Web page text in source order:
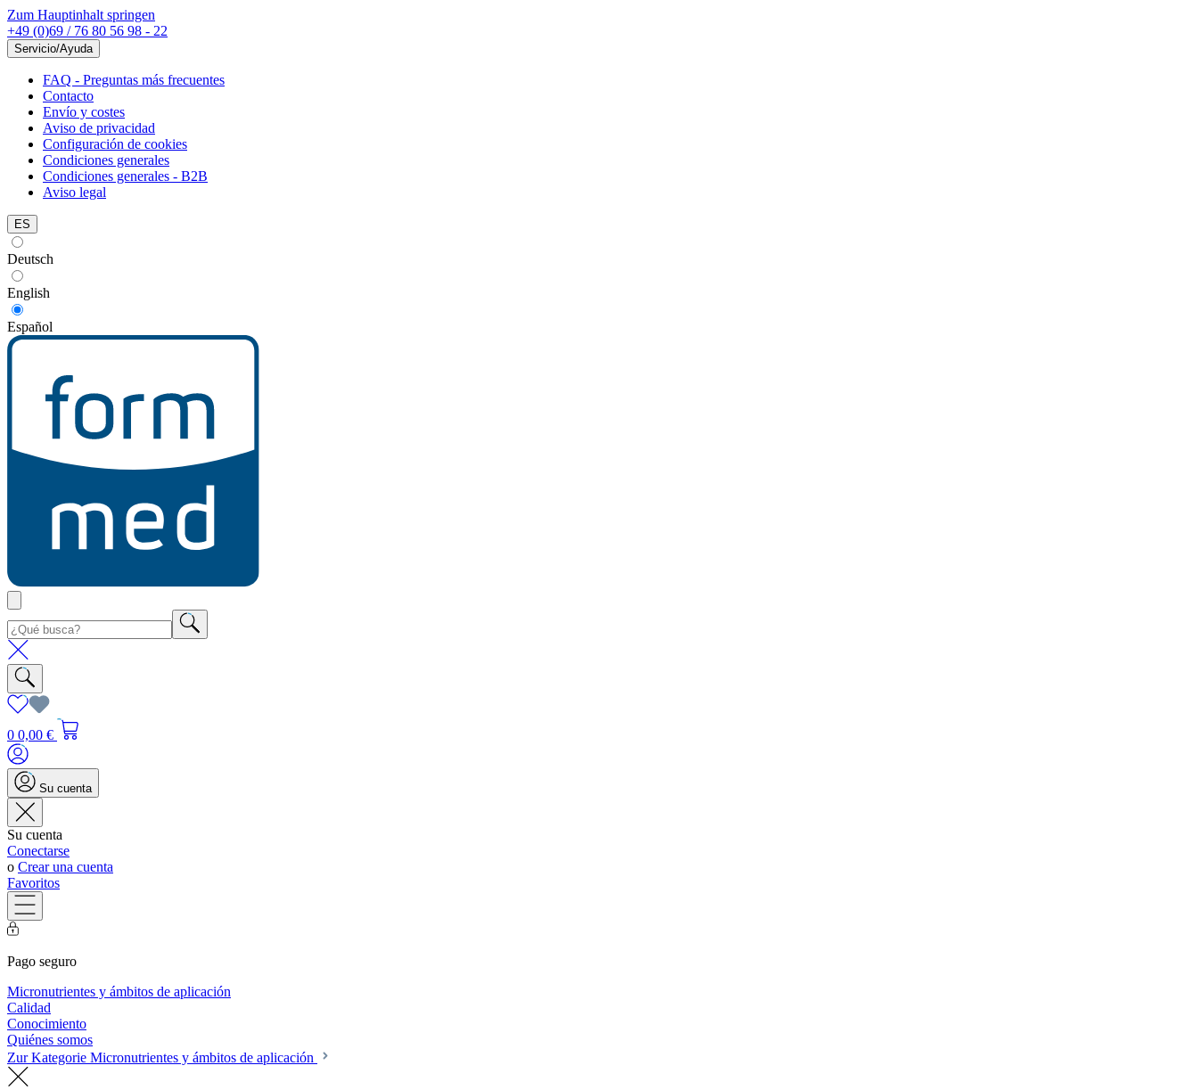
Zum Hauptinhalt springen
+49 (0)69 / 76 80 56 98 - 22
Servicio/Ayuda
FAQ - Preguntas más frecuentes
Contacto
Envío y costes
Aviso de privacidad
Configuración de cookies
Condiciones generales
Condiciones generales - B2B
Aviso legal
ES
Deutsch
English
Español
0 0,00 €
Su cuenta
Su cuenta
Conectarse
o Crear una cuenta
Favoritos
Pago seguro
Micronutrientes y ámbitos de aplicación
Calidad
Conocimiento
Quiénes somos
Zur Kategorie Micronutrientes y ámbitos de aplicación